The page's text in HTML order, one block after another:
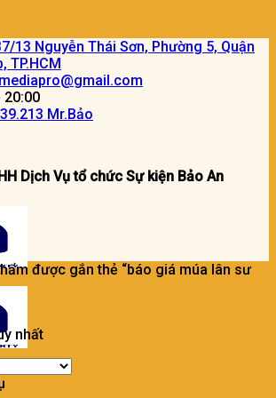
13 Nguyễn Thái Sơn, Phường 5, Quận
TP.HCM
20:00
Mr.Bảo
Dịch Vụ tổ chức Sự kiện Bảo An
được gắn thẻ “báo giá múa lân sư
nhất